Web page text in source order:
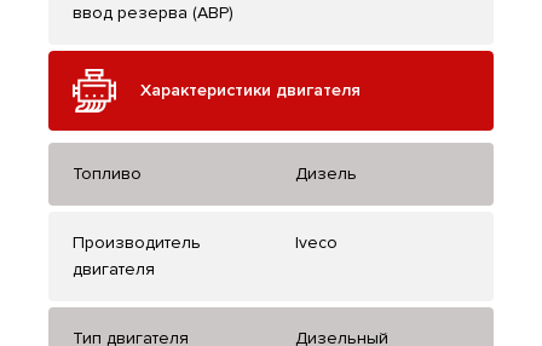
ввод резерва (АВР)
Характеристики двигателя
Топливо Дизель
Производитель
двигателя
Iveco
Тип двигателя Дизельный